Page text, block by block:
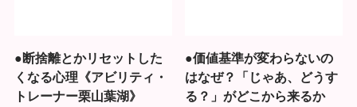
●断捨離とかリセットした
くなる心理《アビリティ・
トレーナー栗山葉湖》
●価値基準が変わらないの
はなぜ？「じゃあ、どうす
る？」がどこから来るか